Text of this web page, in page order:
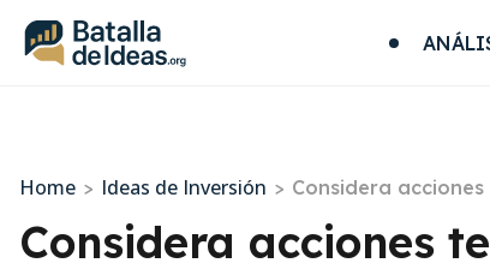
Home > Ideas de Inversión > Considera
Considera acciones